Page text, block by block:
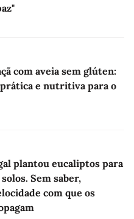
com aveia sem glúten:
e nutritiva para o
plantou eucaliptos para
Sem saber,
com que os